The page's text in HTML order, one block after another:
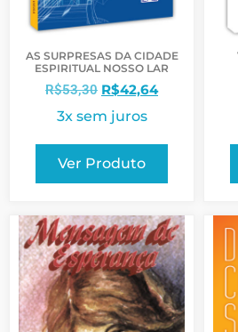
AS SURPRESAS DA CIDADE
ESPIRITUAL NOSSO LAR
R$53,30 R$42,64
3x sem juros
Ver Produto